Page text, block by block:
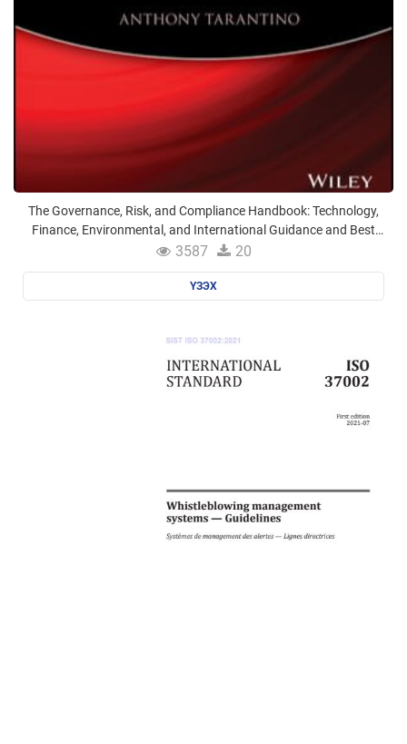
The Governance, Risk, and Compliance Handbook: Technology,
Finance, Environmental, and International Guidance and Best
Practices
3587 20
ҮЗЭХ